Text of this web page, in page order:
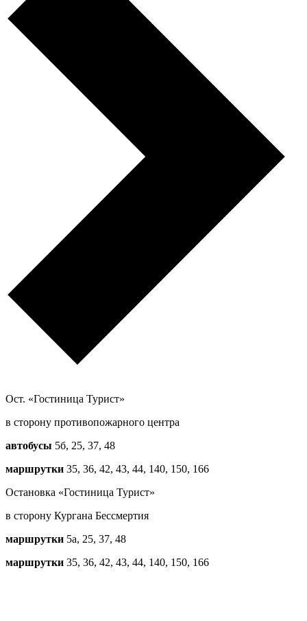
Ост. «Гостиница Турист»
в сторону противопожарного центра
автобусы 5б, 25, 37, 48
маршрутки 35, 36, 42, 43, 44, 140, 150, 166
Остановка «Гостиница Турист»
в сторону Кургана Бессмертия
маршрутки 5a, 25, 37, 48
маршрутки 35, 36, 42, 43, 44, 140, 150, 166